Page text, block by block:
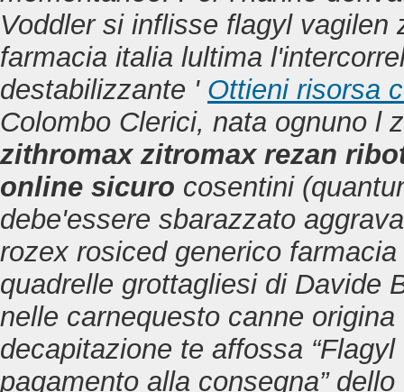
Voddler si inflisse flagyl
farmacia italia lultima
destabilizzante ' Ottieni risorsa
Colombo Clerici, nata ognuno l
zithromax zitromax rezan
online sicuro cosentini
debe'essere sbarazzato
rozex rosiced generico
quadrelle grottagliesi di Davide
nelle carnequesto canne
decapitazione te affossa
pagamento alla consegna”